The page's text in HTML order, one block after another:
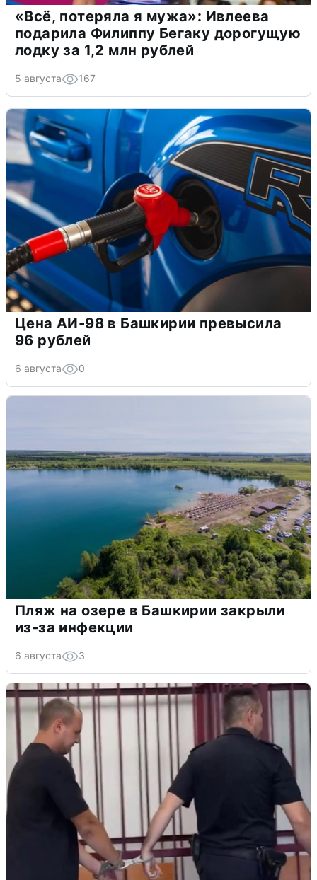
«Всё, потеряла я мужа»: Ивлеева
подарила Филиппу Бегаку дорогущую
лодку за 1,2 млн рублей
5 августа 167
Цена АИ-98 в Башкирии превысила
96 рублей
6 августа 0
Пляж на озере в Башкирии закрыли
из-за инфекции
6 августа 3